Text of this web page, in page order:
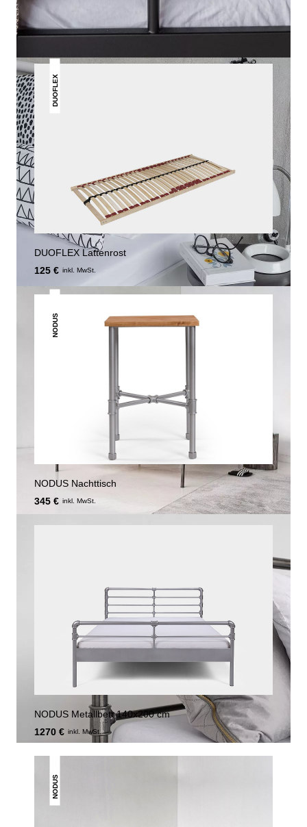
GEFALLEN
DUOFLEX
DUOFLEX Lattenrost
125 € inkl. MwSt.
NODUS
NODUS Nachttisch
345 € inkl. MwSt.
NODUS Metallbett 140x200 cm
1270 € inkl. MwSt.
NODUS